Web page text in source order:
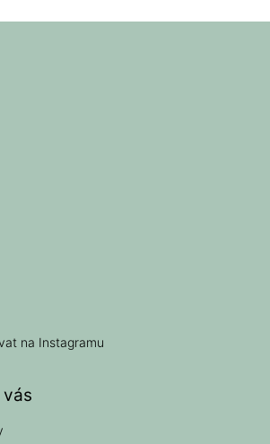
na Instagramu